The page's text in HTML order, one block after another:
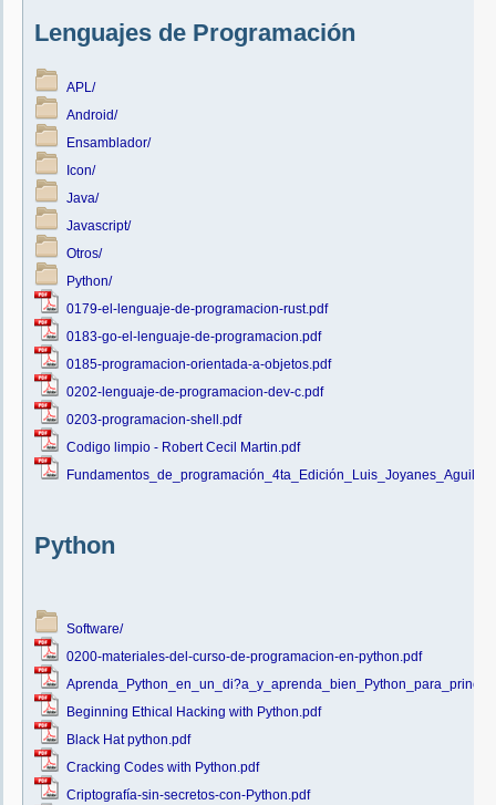
Lenguajes de Programación
APL/
Android/
Ensamblador/
Icon/
Java/
Javascript/
Otros/
Python/
0179-el-lenguaje-de-programacion-rust.pdf
0183-go-el-lenguaje-de-programacion.pdf
0185-programacion-orientada-a-objetos.pdf
0202-lenguaje-de-programacion-dev-c.pdf
0203-programacion-shell.pdf
Codigo limpio - Robert Cecil Martin.pdf
Python
Software/
0200-materiales-del-curso-de-programacion-en-python.pdf
Beginning Ethical Hacking with Python.pdf
Black Hat python.pdf
Cracking Codes with Python.pdf
Criptografía-sin-secretos-con-Python.pdf